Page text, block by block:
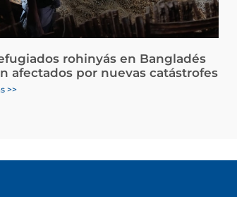
rohinyás en Bangladés
afectados por nuevas catástrofes
>>